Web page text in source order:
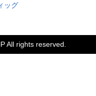
ッグ
All rights reserved.